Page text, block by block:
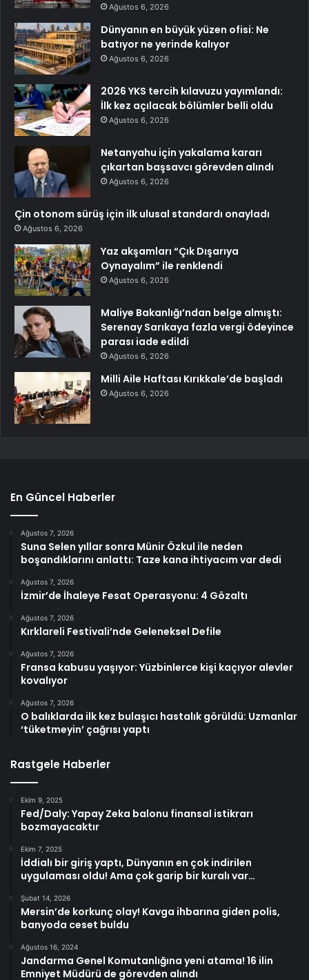
Ağustos 6, 2026
Dünyanın en büyük yüzen ofisi: Ne
batıyor ne yerinde kalıyor
Ağustos 6, 2026
2026 YKS tercih kılavuzu yayımlandı:
İlk kez açılacak bölümler belli oldu
Ağustos 6, 2026
Netanyahu için yakalama kararı
çıkartan başsavcı görevden alındı
Ağustos 6, 2026
Çin otonom sürüş için ilk ulusal standardı onayladı
Ağustos 6, 2026
Yaz akşamları “Çık Dışarıya
Oynayalım” ile renklendi
Ağustos 6, 2026
Maliye Bakanlığı’ndan belge almıştı:
Serenay Sarıkaya fazla vergi ödeyince
parası iade edildi
Ağustos 6, 2026
Milli Aile Haftası Kırıkkale’de başladı
Ağustos 6, 2026
En Güncel Haberler
Ağustos 7, 2026
Suna Selen yıllar sonra Münir Özkul ile neden
boşandıklarını anlattı: Taze kana ihtiyacım var dedi
Ağustos 7, 2026
İzmir’de İhaleye Fesat Operasyonu: 4 Gözaltı
Ağustos 7, 2026
Kırklareli Festivali’nde Geleneksel Defile
Ağustos 7, 2026
Fransa kabusu yaşıyor: Yüzbinlerce kişi kaçıyor alevler
kovalıyor
Ağustos 7, 2026
O balıklarda ilk kez bulaşıcı hastalık görüldü: Uzmanlar
‘tüketmeyin’ çağrısı yaptı
Rastgele Haberler
Ekim 9, 2025
Fed/Daly: Yapay Zeka balonu finansal istikrarı
bozmayacaktır
Ekim 7, 2025
İddialı bir giriş yaptı, Dünyanın en çok indirilen
uygulaması oldu! Ama çok garip bir kuralı var…
Şubat 14, 2026
Mersin’de korkunç olay! Kavga ihbarına giden polis,
banyoda ceset buldu
Ağustos 16, 2024
Jandarma Genel Komutanlığına yeni atama! 16 ilin
Emniyet Müdürü de görevden alındı